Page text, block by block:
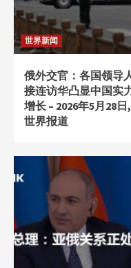
世界新闻
俄外交官：各国领导
接连访华凸显中国实
增长 – 2026年5月28日,
世界报道